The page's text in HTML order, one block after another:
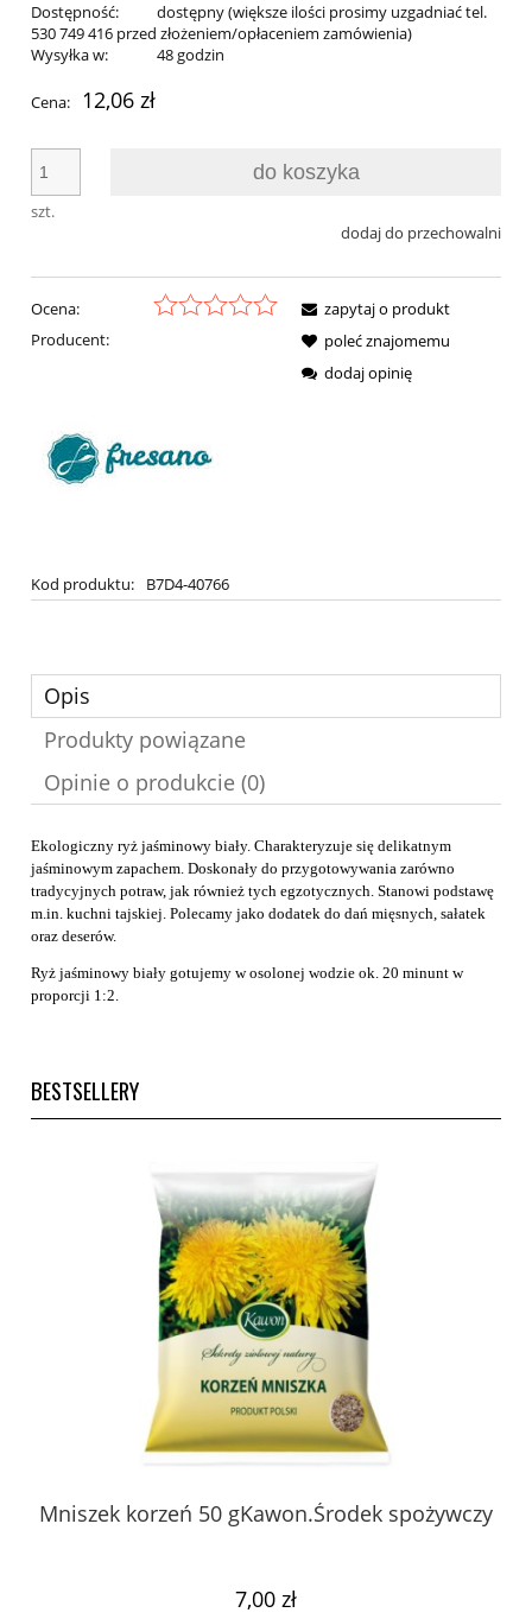
Dostępność:
dostępny (większe ilości prosimy uzgadniać tel.
530 749 416 przed złożeniem/opłaceniem zamówienia)
Wysyłka w:
48 godzin
Cena: 12,06 zł
szt.
do koszyka
dodaj do przechowalni
Ocena:
Producent:
Kod produktu: B7D4-40766
zapytaj o produkt
poleć znajomemu
dodaj opinię
Opis
Produkty powiązane
Opinie o produkcie (0)
Ekologiczny ryż jaśminowy biały. Charakteryzuje się delikatnym
jaśminowym zapachem. Doskonały do przygotowywania zarówno
tradycyjnych potraw, jak również tych egzotycznych. Stanowi podstawę
m.in. kuchni tajskiej. Polecamy jako dodatek do dań mięsnych, sałatek
oraz deserów.
Ryż jaśminowy biały gotujemy w osolonej wodzie ok. 20 minunt w
proporcji 1:2.
BESTSELLERY
Mniszek korzeń 50 gKawon.Środek spożywczy
7,00 zł